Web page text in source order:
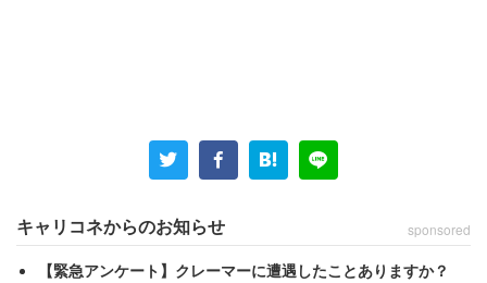
キャリコネからのお知らせ sponsored
【緊急アンケート】クレーマーに遭遇したことありますか？